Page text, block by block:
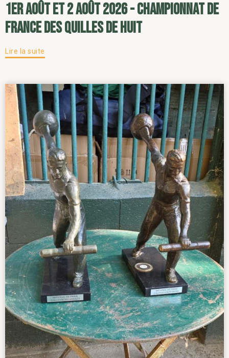
1er août et 2 août 2026 - Championnat de
France des Quilles de Huit
Lire la suite